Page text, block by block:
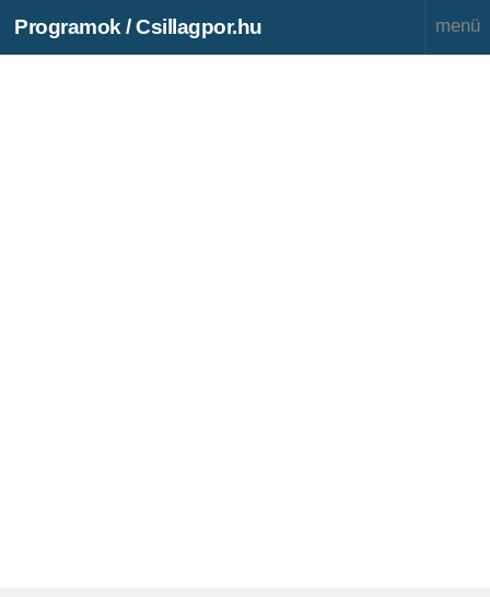
Programok / Csillagpor.hu